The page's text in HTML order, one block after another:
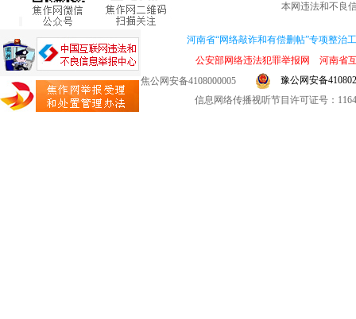
本网违法和不良
河南省“网络敲诈和有偿删帖”专项整治
公安部网络违法犯罪举报网
河南省
焦公网安备4108000005
豫公网安备
信息网络传播视听节目许可证号：